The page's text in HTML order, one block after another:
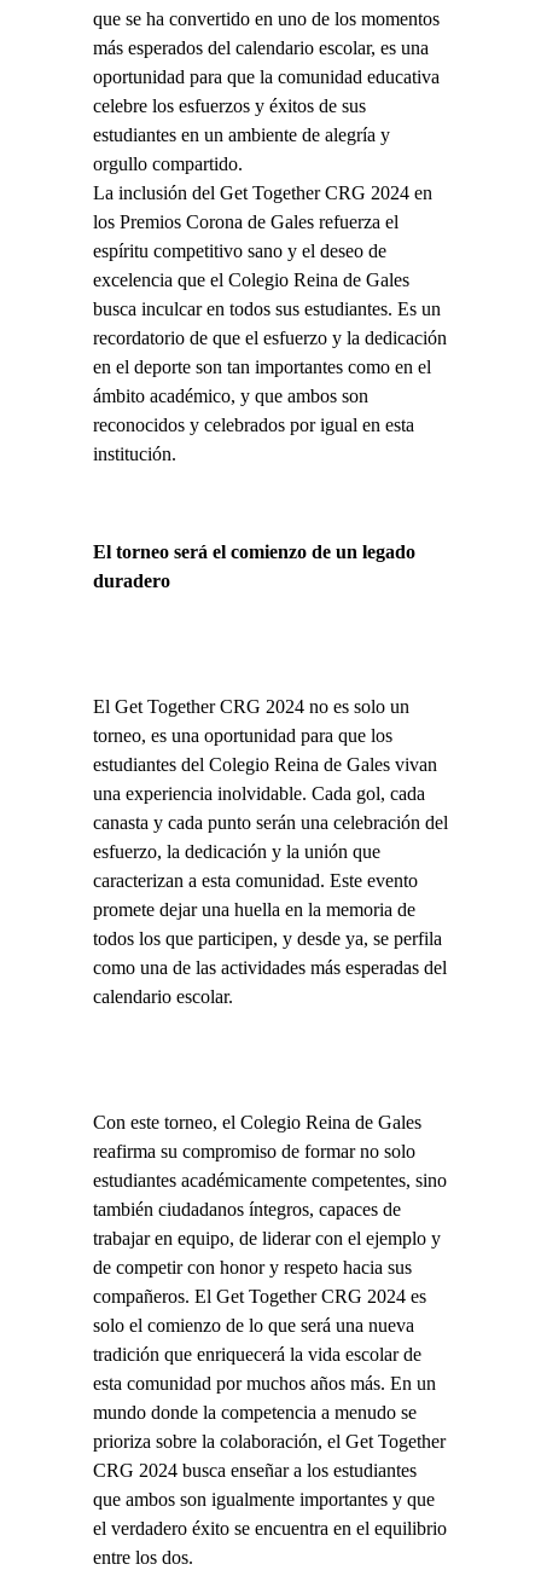
que se ha convertido en uno de los momentos
más esperados del calendario escolar, es una
oportunidad para que la comunidad educativa
celebre los esfuerzos y éxitos de sus
estudiantes en un ambiente de alegría y
orgullo compartido.
La inclusión del Get Together CRG 2024 en
los Premios Corona de Gales refuerza el
espíritu competitivo sano y el deseo de
excelencia que el Colegio Reina de Gales
busca inculcar en todos sus estudiantes. Es un
recordatorio de que el esfuerzo y la dedicación
en el deporte son tan importantes como en el
ámbito académico, y que ambos son
reconocidos y celebrados por igual en esta
institución.
El torneo será el comienzo de un legado
duradero
El Get Together CRG 2024 no es solo un
torneo, es una oportunidad para que los
estudiantes del Colegio Reina de Gales vivan
una experiencia inolvidable. Cada gol, cada
canasta y cada punto serán una celebración del
esfuerzo, la dedicación y la unión que
caracterizan a esta comunidad. Este evento
promete dejar una huella en la memoria de
todos los que participen, y desde ya, se perfila
como una de las actividades más esperadas del
calendario escolar.
Con este torneo, el Colegio Reina de Gales
reafirma su compromiso de formar no solo
estudiantes académicamente competentes, sino
también ciudadanos íntegros, capaces de
trabajar en equipo, de liderar con el ejemplo y
de competir con honor y respeto hacia sus
compañeros. El Get Together CRG 2024 es
solo el comienzo de lo que será una nueva
tradición que enriquecerá la vida escolar de
esta comunidad por muchos años más. En un
mundo donde la competencia a menudo se
prioriza sobre la colaboración, el Get Together
CRG 2024 busca enseñar a los estudiantes
que ambos son igualmente importantes y que
el verdadero éxito se encuentra en el equilibrio
entre los dos.